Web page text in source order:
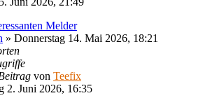
Melder
» Donnerstag 14. Mai 2026, 18:21
von Teefix
2. Juni 2026, 16:35